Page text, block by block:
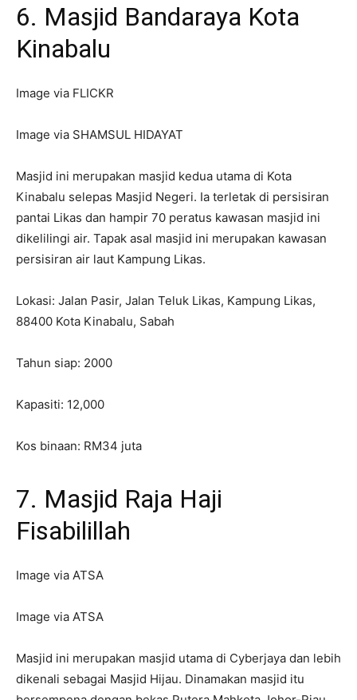
6. Masjid Bandaraya Kota
Kinabalu
Image via FLICKR
Image via SHAMSUL HIDAYAT
Masjid ini merupakan masjid kedua utama di Kota
Kinabalu selepas Masjid Negeri. Ia terletak di persisiran
pantai Likas dan hampir 70 peratus kawasan masjid ini
dikelilingi air. Tapak asal masjid ini merupakan kawasan
persisiran air laut Kampung Likas.
Lokasi: Jalan Pasir, Jalan Teluk Likas, Kampung Likas,
88400 Kota Kinabalu, Sabah
Tahun siap: 2000
Kapasiti: 12,000
Kos binaan: RM34 juta
7. Masjid Raja Haji
Fisabilillah
Image via ATSA
Image via ATSA
Masjid ini merupakan masjid utama di Cyberjaya dan lebih
dikenali sebagai Masjid Hijau. Dinamakan masjid itu